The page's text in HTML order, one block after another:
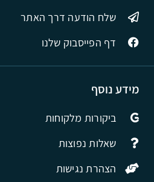
מידע נוסף
ביקורות מלקוחות
שאלות נפוצות
הצהרת נגישות
שלח הודעה דרך האתר
דף הפייסבוק שלנו